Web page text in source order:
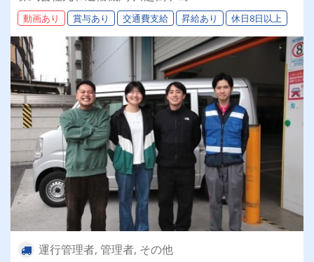
2回》《退職金あり》《平均月収25万円》
動画あり 賞与あり 交通費支給 昇給あり 休日8日以上
運行管理者, 管理者, その他